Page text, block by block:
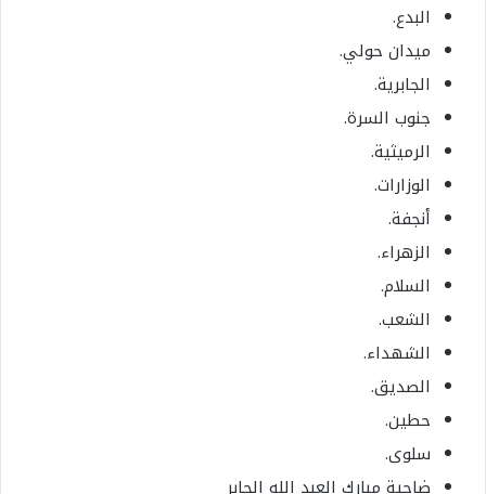
البدع.
ميدان حولي.
الجابرية.
جنوب السرة.
الرميثية.
الوزارات.
أنجفة.
الزهراء.
السلام.
الشعب.
الشهداء.
الصديق.
حطين.
سلوى.
ضاحية مبارك العبد الله الجابر